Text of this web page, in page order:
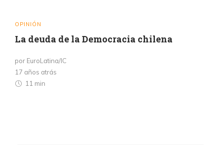
OPINIÓN
La deuda de la Democracia chilena
por EuroLatina/IC
17 años atrás
11 min